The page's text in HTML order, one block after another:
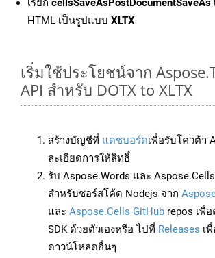
เรียก cellsSaveAsPostDocumentSaveAs
HTML เป็นรูปแบบ XLTX
เริ่มใช้ประโยชน์จาก
API สำหรับ DOTX to XLTX
สร้างบัญชีที่ แดชบอร์ดเพื่อรับโควต้า
ละเอียดการให้สิทธิ์
รับ Aspose.Words และ
สำหรับซอร์สโค้ด Nodejs จาก
และ Aspose.Cells GitHub repos เพื่
SDK ด้วยตัวเองหรือ ไปที่ Releases เ
ดาวน์โหลดอื่นๆ